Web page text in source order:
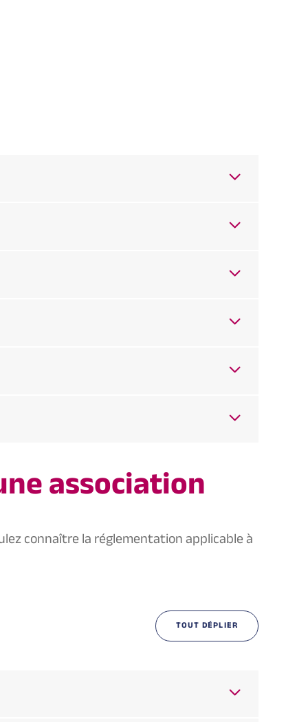
association
connaître la réglementation applicable à
TOUT DÉPLIER